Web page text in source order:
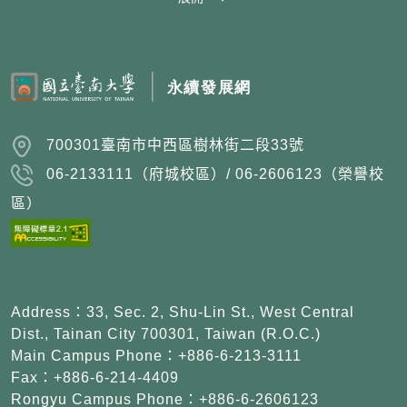
:::
700301臺南市中西區樹林街二段33號
06-2133111（府城校區）/ 06-2606123（榮譽校
區）
Address：33, Sec. 2, Shu-Lin St., West Central
Dist., Tainan City 700301, Taiwan (R.O.C.)
Main Campus Phone：+886-6-213-3111
Fax：+886-6-214-4409
Rongyu Campus Phone：+886-6-2606123